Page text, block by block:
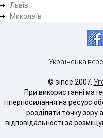
Львів
Миколаїв
Українська
© since 2007.
При використанні
гіперпосилання на ресурс
розділяти точку зору
відповідальності за